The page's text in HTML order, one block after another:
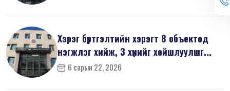
Хэрэг бүртгэлтийн хэрэгт 8 объектод
нэгжлэг хийж, 3 хүнийг хойшлуулшг...
6 сарын 22, 2026